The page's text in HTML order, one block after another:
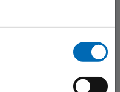
per evitare la formazione
e beni sensibili per la
per visitare il sito,